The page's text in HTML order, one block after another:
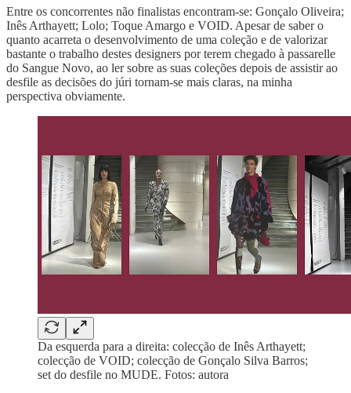
Entre os concorrentes não finalistas encontram-se: Gonçalo Oliveira;
Inês Arthayett; Lolo; Toque Amargo e VOID. Apesar de saber o
quanto acarreta o desenvolvimento de uma coleção e de valorizar
bastante o trabalho destes designers por terem chegado à passarelle
do Sangue Novo, ao ler sobre as suas coleções depois de assistir ao
desfile as decisões do júri tornam-se mais claras, na minha
perspectiva obviamente.
Da esquerda para a direita: colecção de Inês Arthayett;
colecção de VOID; colecção de Gonçalo Silva Barros;
set do desfile no MUDE. Fotos: autora